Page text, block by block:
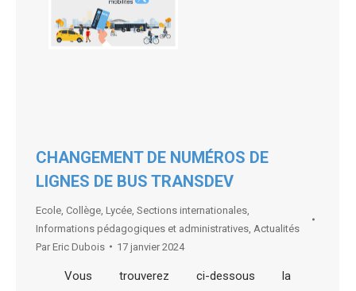
CHANGEMENT DE NUMÉROS DE
LIGNES DE BUS TRANSDEV
Ecole Collège Lycée Sections internationales
Informations pédagogiques et administratives Actualités
Par Eric Dubois 17 janvier 2024
Vous trouverez ci-dessous la